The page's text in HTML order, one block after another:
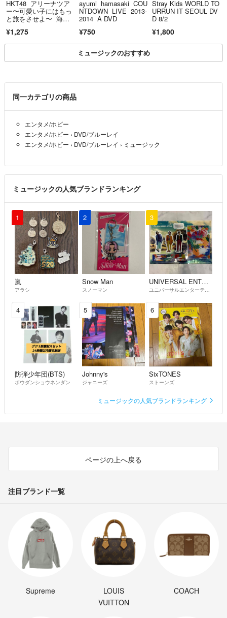
HKT48 アリーナツア
ー〜可愛い子にはもっ
と旅をさせよ〜 海の
¥1,275
ayumi hamasaki COU
NTDOWN LIVE 2013-
2014 A DVD
¥750
Stray Kids WORLD TO
URRUN IT SEOUL DV
D 8/2
¥1,800
ミュージックのおすすめ
同一カテゴリの商品
エンタメ/ホビー
エンタメ/ホビー › DVD/ブルーレイ
エンタメ/ホビー › DVD/ブルーレイ › ミュージック
ミュージックの人気ブランドランキング
1
嵐
アラシ
2
Snow Man
スノーマン
3
UNIVERSAL ENTERTAINMENT
ユニバーサルエンターテインメント
4
防弾少年団(BTS)
ボウダンショウネンダン
5
Johnny's
ジャニーズ
6
SixTONES
ストーンズ
ミュージックの人気ブランドランキング
ページの上へ戻る
注目ブランド一覧
Supreme
LOUIS
VUITTON
COACH